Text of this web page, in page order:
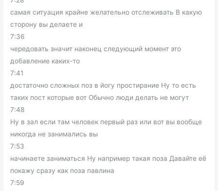
самая ситуация крайне желательно отслеживать В какую
сторону вы делаете и
7:36
чередовать значит наконец следующий момент это
добавление каких-то
7:41
достаточно сложных поз в йогу простирание Ну то есть
таких пост которые вот Обычно люди делать не могут
7:48
Ну в зал если там человек первый раз или вот вы вообще
никогда не занимались вы
7:53
начинаете заниматься Ну например такая поза Давайте её
покажу сразу как поза павлина
7:59